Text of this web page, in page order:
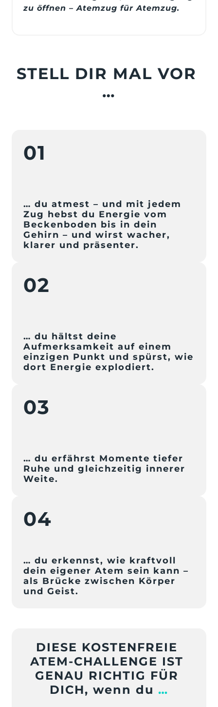
zu öffnen – Atemzug für Atemzug.
STELL DIR MAL VOR
…
01
… du atmest – und mit jedem
Zug hebst du Energie vom
Beckenboden bis in dein
Gehirn – und wirst wacher,
klarer und präsenter.
02
… du hältst deine
Aufmerksamkeit auf einem
einzigen Punkt und spürst, wie
dort Energie explodiert.
03
… du erfährst Momente tiefer
Ruhe und gleichzeitig innerer
Weite.
04
… du erkennst, wie kraftvoll
dein eigener Atem sein kann –
als Brücke zwischen Körper
und Geist.
DIESE KOSTENFREIE
ATEM-CHALLENGE IST
GENAU RICHTIG FÜR
DICH, wenn du …